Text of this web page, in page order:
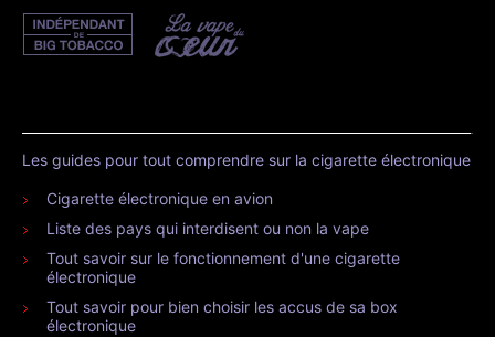
Les guides pour tout comprendre sur la cigarette électronique
Cigarette électronique en avion
Liste des pays qui interdisent ou non la vape
Tout savoir sur le fonctionnement d'une cigarette
électronique
Tout savoir pour bien choisir les accus de sa box
électronique